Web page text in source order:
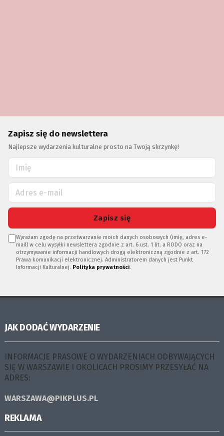
Zapisz się do newslettera
Najlepsze wydarzenia kulturalne prosto na Twoją skrzynkę!
Zapisz się
Wyrażam zgodę na przetwarzanie moich danych osobowych (imię, adres e-
mail) w celu wysyłki newslettera zgodnie z art. 6 ust. 1 lit. a RODO oraz na
otrzymywanie informacji handlowych drogą elektroniczną zgodnie z art. 172
Prawa komunikacji elektronicznej. Administratorem danych jest Punkt
Informacji Kulturalnej. Polityka prywatności.
JAK DODAĆ WYDARZENIE
INFORMACJE PRASOWE O WYDARZENIACH ODBYWAJĄCYCH
SIĘ W WARSZAWIE I OKOLICACH PROSIMY PRZESYŁAĆ NA
ADRES:
WARSZAWA@PIKPLUS.PL
REKLAMA